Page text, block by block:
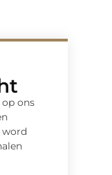
ons
word